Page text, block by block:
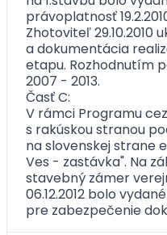
právoplatnosť
Zhotoviteľ
a dokumentácia
etapu. Rozhodnutím
2007 - 2013.
Časť C:
V rámci Programu
s rakúskou stranou
na slovenskej strane
Ves - zastávka". Na
stavebný zámer
06.12.2012 bolo
pre zabezpečenie